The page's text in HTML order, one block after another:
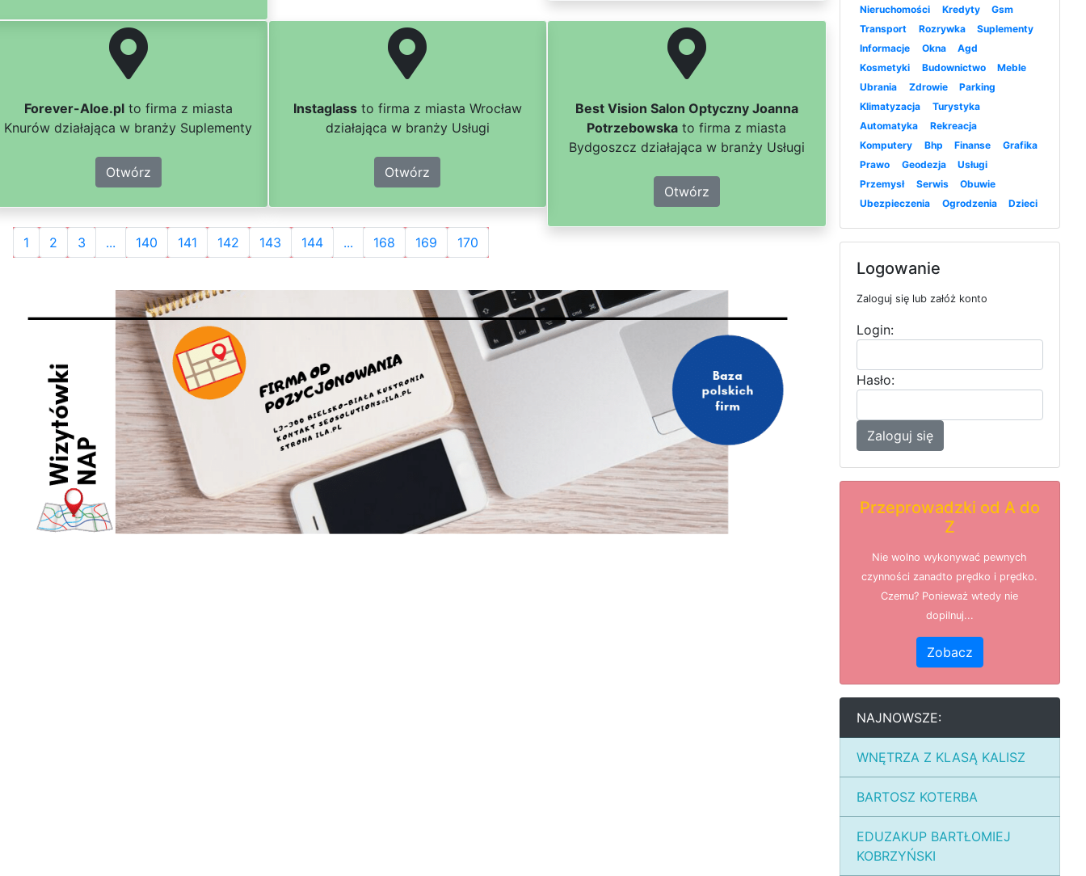
Forever-Aloe.plto firma z miasta
Knurów działająca w branży Suplementy
Otwórz
Instaglassto firma z miasta Wrocław
działająca w branży Usługi
Otwórz
Best Vision Salon Optyczny Joanna
Potrzebowska to firma z miasta
Bydgoszcz działająca w branży Usługi
Otwórz
1 2 3 ... 140 141 142 143 144 ... 168 169 170
Nieruchomości
Kredyty
Gsm
Transport
Rozrywka
Suplementy
Informacje
Okna
Agd
Kosmetyki
Budownictwo
Meble
Ubrania
Zdrowie
Parking
Klimatyzacja
Turystyka
Automatyka
Rekreacja
Komputery
Bhp Finanse
Grafika
Prawo
Geodezja
Usługi
Przemysł
Serwis
Obuwie
Ubezpieczenia
Ogrodzenia Dzieci
Logowanie
Zaloguj się lub załóż konto
Login:
Hasło:
Zaloguj się
Przeprowadzki od A do
Z
Nie wolno wykonywać pewnych
czynności zanadto prędko i prędko.
Czemu? Ponieważ wtedy nie
dopilnuj...
Zobacz
NAJNOWSZE:
WNĘTRZA Z KLASĄ KALISZ
BARTOSZ KOTERBA
EDUZAKUP BARTŁOMIEJ
KOBRZYŃSKI